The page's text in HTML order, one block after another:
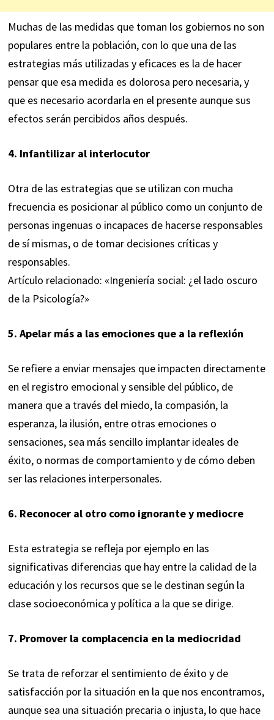
Muchas de las medidas que toman los gobiernos no son
populares entre la población, con lo que una de las
estrategias más utilizadas y eficaces es la de hacer
pensar que esa medida es dolorosa pero necesaria, y
que es necesario acordarla en el presente aunque sus
efectos serán percibidos años después.
4. Infantilizar al interlocutor
Otra de las estrategias que se utilizan con mucha
frecuencia es posicionar al público como un conjunto de
personas ingenuas o incapaces de hacerse responsables
de sí mismas, o de tomar decisiones críticas y
responsables.
Artículo relacionado: «Ingeniería social: ¿el lado oscuro
de la Psicología?»
5. Apelar más a las emociones que a la reflexión
Se refiere a enviar mensajes que impacten directamente
en el registro emocional y sensible del público, de
manera que a través del miedo, la compasión, la
esperanza, la ilusión, entre otras emociones o
sensaciones, sea más sencillo implantar ideales de
éxito, o normas de comportamiento y de cómo deben
ser las relaciones interpersonales.
6. Reconocer al otro como ignorante y mediocre
Esta estrategia se refleja por ejemplo en las
significativas diferencias que hay entre la calidad de la
educación y los recursos que se le destinan según la
clase socioeconómica y política a la que se dirige.
7. Promover la complacencia en la mediocridad
Se trata de reforzar el sentimiento de éxito y de
satisfacción por la situación en la que nos encontramos,
aunque sea una situación precaria o injusta, lo que hace